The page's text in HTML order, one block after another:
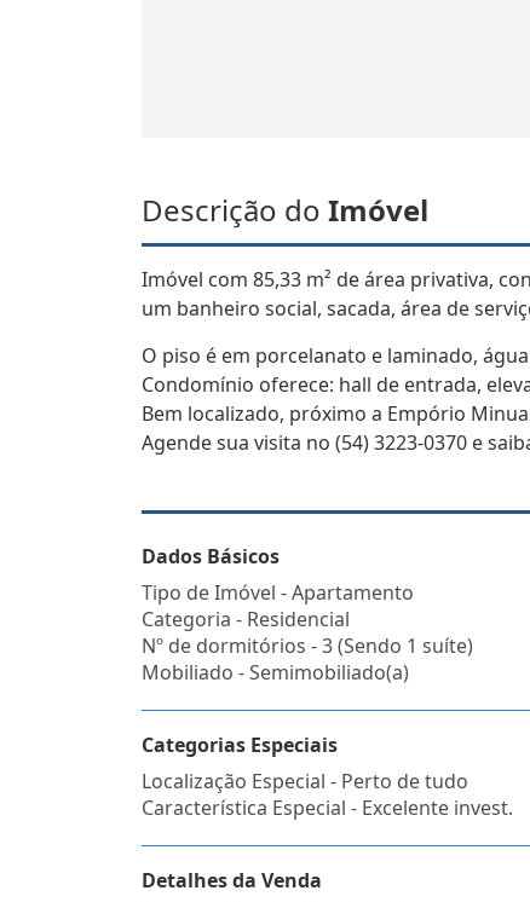
Descrição do Imóvel
Imóvel com 85,33 m² de área privativa,
um banheiro social, sacada, área de
O piso é em porcelanato e laminado,
Condomínio oferece: hall de entrada,
Bem localizado, próximo a Empório
Agende sua visita no (54) 3223-0370 e
Dados Básicos
Tipo de Imóvel - Apartamento
Categoria - Residencial
Nº de dormitórios - 3 (Sendo 1 suíte)
Mobiliado - Semimobiliado(a)
Categorias Especiais
Localização Especial - Perto de tudo
Característica Especial - Excelente invest.
Detalhes da Venda